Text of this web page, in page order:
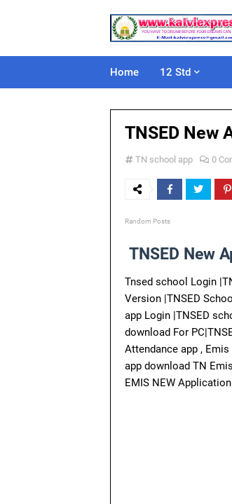
Home 12 Std
TNSED New
TN school app 0
Random Posts
TNSED New
Tnsed school Login
Version |TNSED
app Login |TNSED
download For
Attendance app ,
app download TN
EMIS NEW